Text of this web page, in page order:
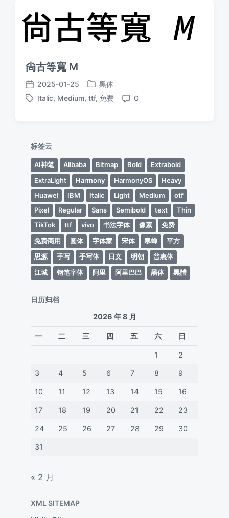
尙古等寬 M
发
布
2025-01-25
发
布
黑体
标
Italic, Medium, ttf, 免费
评
0
标签云
AI神笔 Alibaba Bitmap Bold
Extrabold
ExtraLight
Harmony HarmonyOS
Heavy
Huawei
IBM Italic Light Medium
otf
Pixel
Regular Sans Semibold text
Thin
TikTok
ttf vivo 书法字体 像素
免费
免费商用
圆体 字体家 宋体 寒蝉
平方
思源
手写 手写体 日文 明朝
普惠体
江城
钢笔字体 阿里 阿里巴巴 黑体 黑體
日历归档
2026 年 8 月
一 二 三 四 五 六 日
1 2
3 4 5 6 7 8 9
10 11 12 13 14 15 16
17 18 19 20 21 22 23
24 25 26 27 28 29 30
31
« 2 月
XML SITEMAP